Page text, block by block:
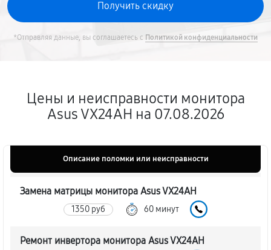
*Отправляя данные, вы соглашаетесь с Политикой конфиденциальности
Цены и неисправности монитора
Asus VX24AH на 07.08.2026
Описание поломки или неисправности
Замена матрицы монитора Asus VX24AH
1350 руб 60 минут
Ремонт инвертора монитора Asus VX24AH